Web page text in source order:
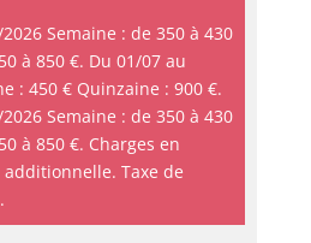
Semaine : de 350 à 430
à 850 €. Du 01/07 au
: 450 € Quinzaine : 900 €.
Semaine : de 350 à 430
à 850 €. Charges en
Taxe de